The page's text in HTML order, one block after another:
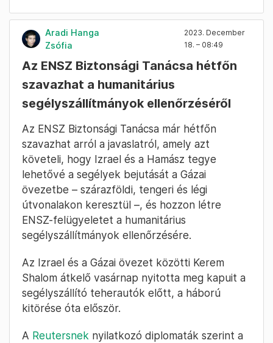
Aradi Hanga
Zsófia
2023. December
18. – 08:49
Az ENSZ Biztonsági Tanácsa hétfőn
szavazhat a humanitárius
segélyszállítmányok ellenőrzéséről
Az ENSZ Biztonsági Tanácsa már hétfőn
szavazhat arról a javaslatról, amely azt
követeli, hogy Izrael és a Hamász tegye
lehetővé a segélyek bejutását a Gázai
övezetbe – szárazföldi, tengeri és légi
útvonalakon keresztül –, és hozzon létre
ENSZ-felügyeletet a humanitárius
segélyszállítmányok ellenőrzésére.
Az Izrael és a Gázai övezet közötti Kerem
Shalom átkelő vasárnap nyitotta meg kapuit a
segélyszállító teherautók előtt, a háború
kitörése óta először.
A Reutersnek nyilatkozó diplomaták szerint a